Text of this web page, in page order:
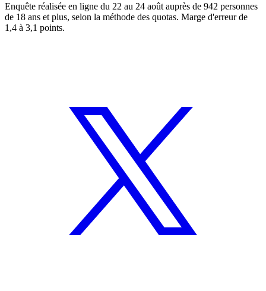
Enquête réalisée en ligne du 22 au 24 août auprès de 942 personnes
de 18 ans et plus, selon la méthode des quotas. Marge d'erreur de
1,4 à 3,1 points.